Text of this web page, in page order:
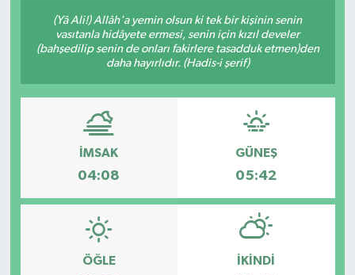
(Yâ Ali!) Allâh'a yemin olsun ki tek bir kişinin senin
vasıtanla hidâyete ermesi, senin için kızıl develer
(bahşedilip senin de onları fakirlere tasadduk etmen)den
daha hayırlıdır. (Hadis-i şerif)
İMSAK
04:08
GÜNEŞ
05:42
ÖĞLE İKINDI